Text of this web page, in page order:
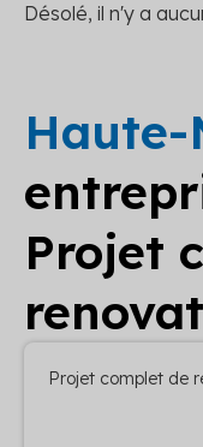
Désolé, il n'y a
Haute-
Projet
Projet complet de